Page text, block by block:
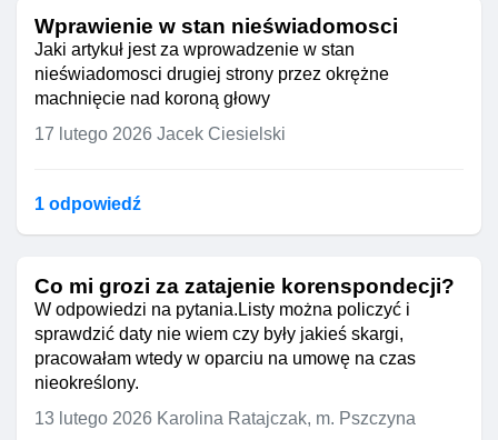
Wprawienie w stan nieświadomosci
Jaki artykuł jest za wprowadzenie w stan
nieświadomosci drugiej strony przez okrężne
machnięcie nad koroną głowy
17 lutego 2026 Jacek Ciesielski
1 odpowiedź
Co mi grozi za zatajenie korenspondecji?
W odpowiedzi na pytania.Listy można policzyć i
sprawdzić daty nie wiem czy były jakieś skargi,
pracowałam wtedy w oparciu na umowę na czas
nieokreślony.
13 lutego 2026 Karolina Ratajczak, m. Pszczyna